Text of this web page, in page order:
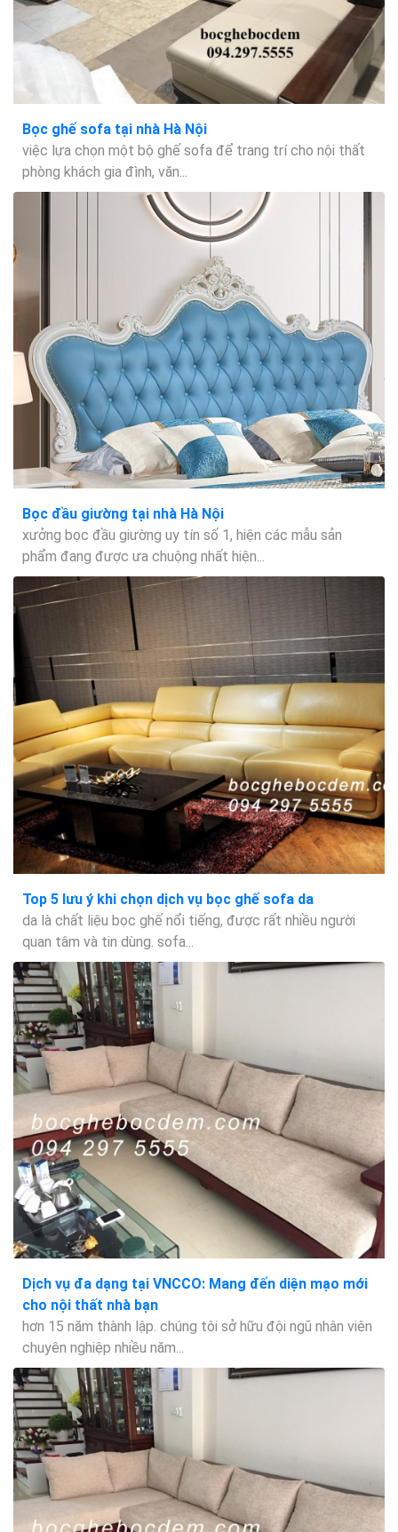
Bọc ghế sofa tại nhà Hà Nội
việc lựa chọn một bộ ghế sofa để trang trí cho nội thất
phòng khách gia đình, văn...
Bọc đầu giường tại nhà Hà Nội
xưởng bọc đầu giường uy tín số 1, hiện các mẫu sản
phẩm đang được ưa chuộng nhất hiện...
Top 5 lưu ý khi chọn dịch vụ bọc ghế sofa da
da là chất liệu bọc ghế nổi tiếng, được rất nhiều người
quan tâm và tin dùng. sofa...
Dịch vụ đa dạng tại VNCCO: Mang đến diện mạo mới
cho nội thất nhà bạn
hơn 15 năm thành lập. chúng tôi sở hữu đội ngũ nhân viên
chuyên nghiệp nhiều năm...